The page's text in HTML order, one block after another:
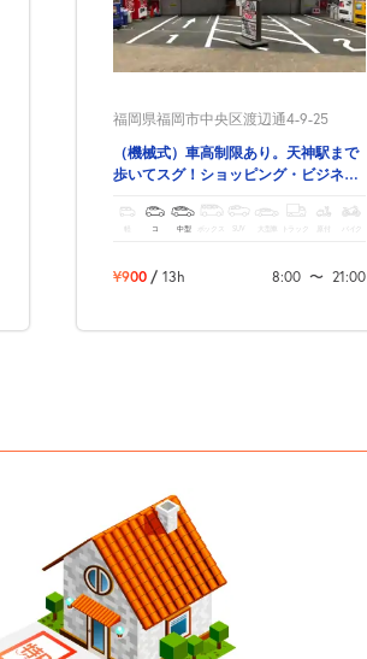
福岡県福岡市中央区渡辺通4-9-25
（機械式）車高制限あり。天神駅まで
歩いてスグ！ショッピング・ビジネ
軽 コ 中型 ボックス SUV 大型車 トラック バイク
¥900 / 13h 8:00 〜 21:00